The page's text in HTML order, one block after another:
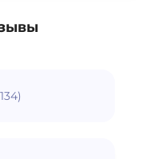
134)